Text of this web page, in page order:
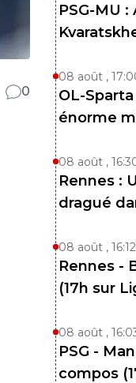
0
PSG-MU
08 août ,
OL-
énorme
08 août ,
Rennes :
dragué
08 août , 16:12
Rennes -
(17h sur
08 août ,
PSG -
compos